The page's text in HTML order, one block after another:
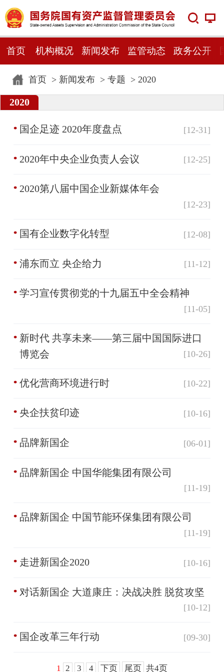
首页 机构概况 新闻发布 监管动态 政务公开
首页> 新闻发布> 专题 > 2020
2020
国企足迹 2020年度盘点 [12-31]
2020年中央企业负责人会议 [12-25]
2020第八届中国企业新媒体年会
[12-23]
国有企业数字化转型 [12-08]
浦东而立 央企给力 [11-12]
学习宣传贯彻党的十九届五中全会精神
[11-05]
新时代 共享未来——第三届中国国际进口
博览会
[10-26]
优化营商环境进行时 [10-22]
央企扶贫印迹 [10-16]
品牌新国企 [06-01]
品牌新国企 中国华能集团有限公司
[11-19]
品牌新国企 中国节能环保集团有限公司
[11-19]
走进新国企2020 [10-16]
对话新国企 大道康庄：决战决胜 脱贫攻坚
[10-12]
国企改革三年行动 [09-30]
1 2 3 4 下页 尾页 共4页